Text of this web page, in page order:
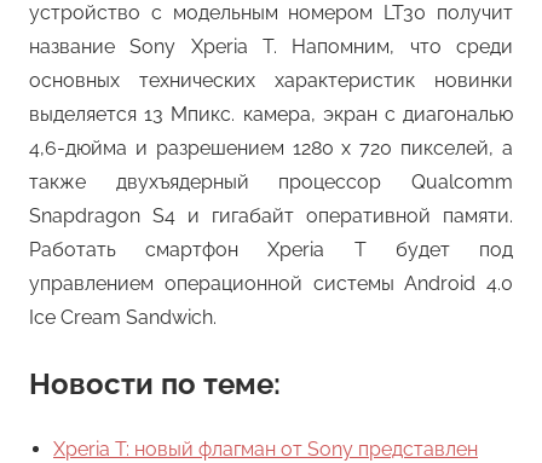
устройство с модельным номером LT30 получит
название Sony Xperia T. Напомним, что среди
основных технических характеристик новинки
выделяется 13 Мпикс. камера, экран с диагональю
4,6-дюйма и разрешением 1280 х 720 пикселей, а
также двухъядерный процессор Qualcomm
Snapdragon S4 и гигабайт оперативной памяти.
Работать смартфон Xperia T будет под
управлением операционной системы Android 4.0
Ice Cream Sandwich.
Новости по теме:
Xperia T: новый флагман от Sony представлен